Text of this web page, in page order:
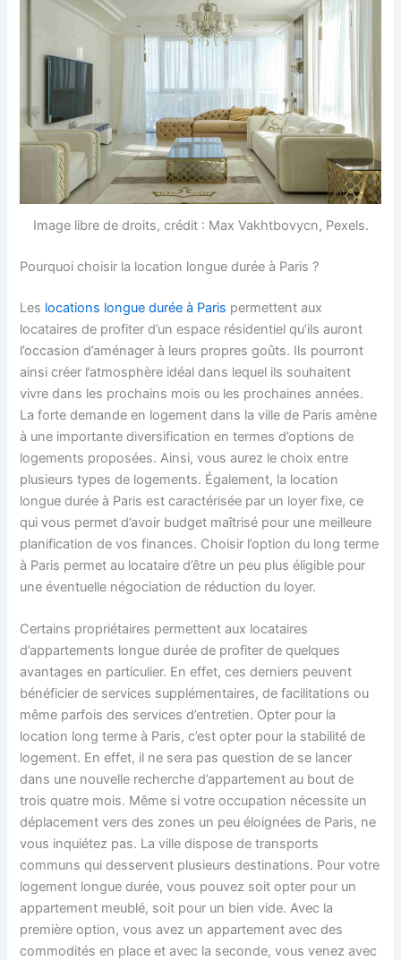
Image libre de droits, crédit : Max Vakhtbovycn, Pexels.
Pourquoi choisir la location longue durée à Paris ?
Les locations longue durée à Paris permettent aux
locataires de profiter d’un espace résidentiel qu’ils auront
l’occasion d’aménager à leurs propres goûts. Ils pourront
ainsi créer l’atmosphère idéal dans lequel ils souhaitent
vivre dans les prochains mois ou les prochaines années.
La forte demande en logement dans la ville de Paris amène
à une importante diversification en termes d’options de
logements proposées. Ainsi, vous aurez le choix entre
plusieurs types de logements. Également, la location
longue durée à Paris est caractérisée par un loyer fixe, ce
qui vous permet d’avoir budget maîtrisé pour une meilleure
planification de vos finances. Choisir l’option du long terme
à Paris permet au locataire d’être un peu plus éligible pour
une éventuelle négociation de réduction du loyer.
Certains propriétaires permettent aux locataires
d’appartements longue durée de profiter de quelques
avantages en particulier. En effet, ces derniers peuvent
bénéficier de services supplémentaires, de facilitations ou
même parfois des services d’entretien. Opter pour la
location long terme à Paris, c’est opter pour la stabilité de
logement. En effet, il ne sera pas question de se lancer
dans une nouvelle recherche d’appartement au bout de
trois quatre mois. Même si votre occupation nécessite un
déplacement vers des zones un peu éloignées de Paris, ne
vous inquiétez pas. La ville dispose de transports
communs qui desservent plusieurs destinations. Pour votre
logement longue durée, vous pouvez soit opter pour un
appartement meublé, soit pour un bien vide. Avec la
première option, vous avez un appartement avec des
commodités en place et avec la seconde, vous venez avec